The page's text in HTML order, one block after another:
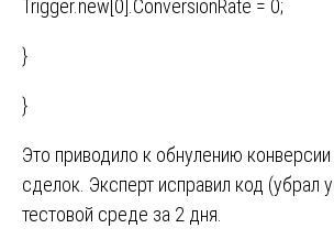
Trigger.new[0].ConversionRate = 0;
}
}
Это приводило к обнулению
сделок. Эксперт исправил код (убрал
тестовой среде за 2 дня.